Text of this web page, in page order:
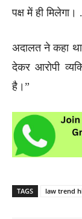
पक्ष में ही मिलेगा। .
अदालत ने कहा
देकर आरोपी
है।”
TAGS law trend